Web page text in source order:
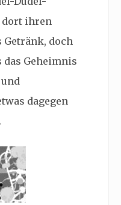
dort ihren
Getränk, doch
das Geheimnis
dagegen